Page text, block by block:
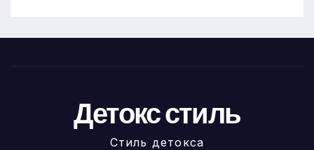
Детокс стиль
Стиль детокса